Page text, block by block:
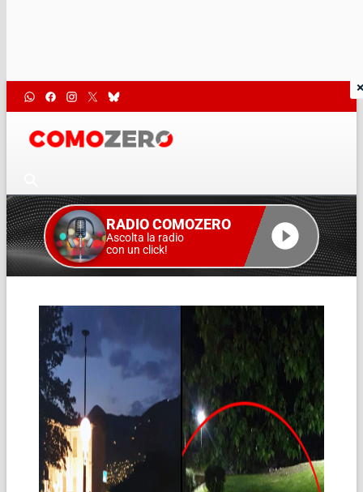
RADIO COMOZERO
Ascolta la radio
con un click!